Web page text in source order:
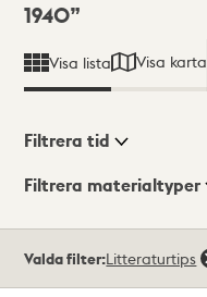
1940
Visa lista Visa karta
Visningsläge
Filtrera tid
Filtrera materialtyper
träffar
Valda filter:Litteraturtips